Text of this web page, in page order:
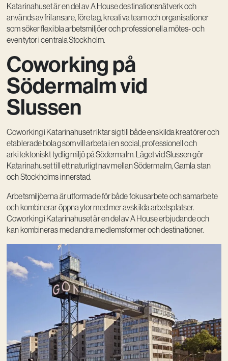
Vision
Kontakt
Katarinahuset är en del av A House destinationsnätverk och
används av frilansare, företag, kreativa team och organisationer
som söker flexibla arbetsmiljöer och professionella mötes- och
eventytor i centrala Stockholm.
Coworking på
Södermalm vid
Slussen
Coworking i Katarinahuset riktar sig till både enskilda kreatörer och
etablerade bolag som vill arbeta i en social, professionell och
arkitektoniskt tydlig miljö på Södermalm. Läget vid Slussen gör
Katarinahuset till ett naturligt nav mellan Södermalm, Gamla stan
och Stockholms innerstad.
Arbetsmiljöerna är utformade för både fokusarbete och samarbete
och kombinerar öppna ytor med mer avskilda arbetsplatser.
Coworking i Katarinahuset är en del av A House erbjudande och
kan kombineras med andra medlemsformer och destinationer.